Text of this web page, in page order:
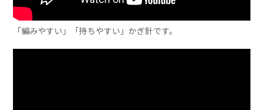
「編みやすい」「持ちやすい」かぎ針です。